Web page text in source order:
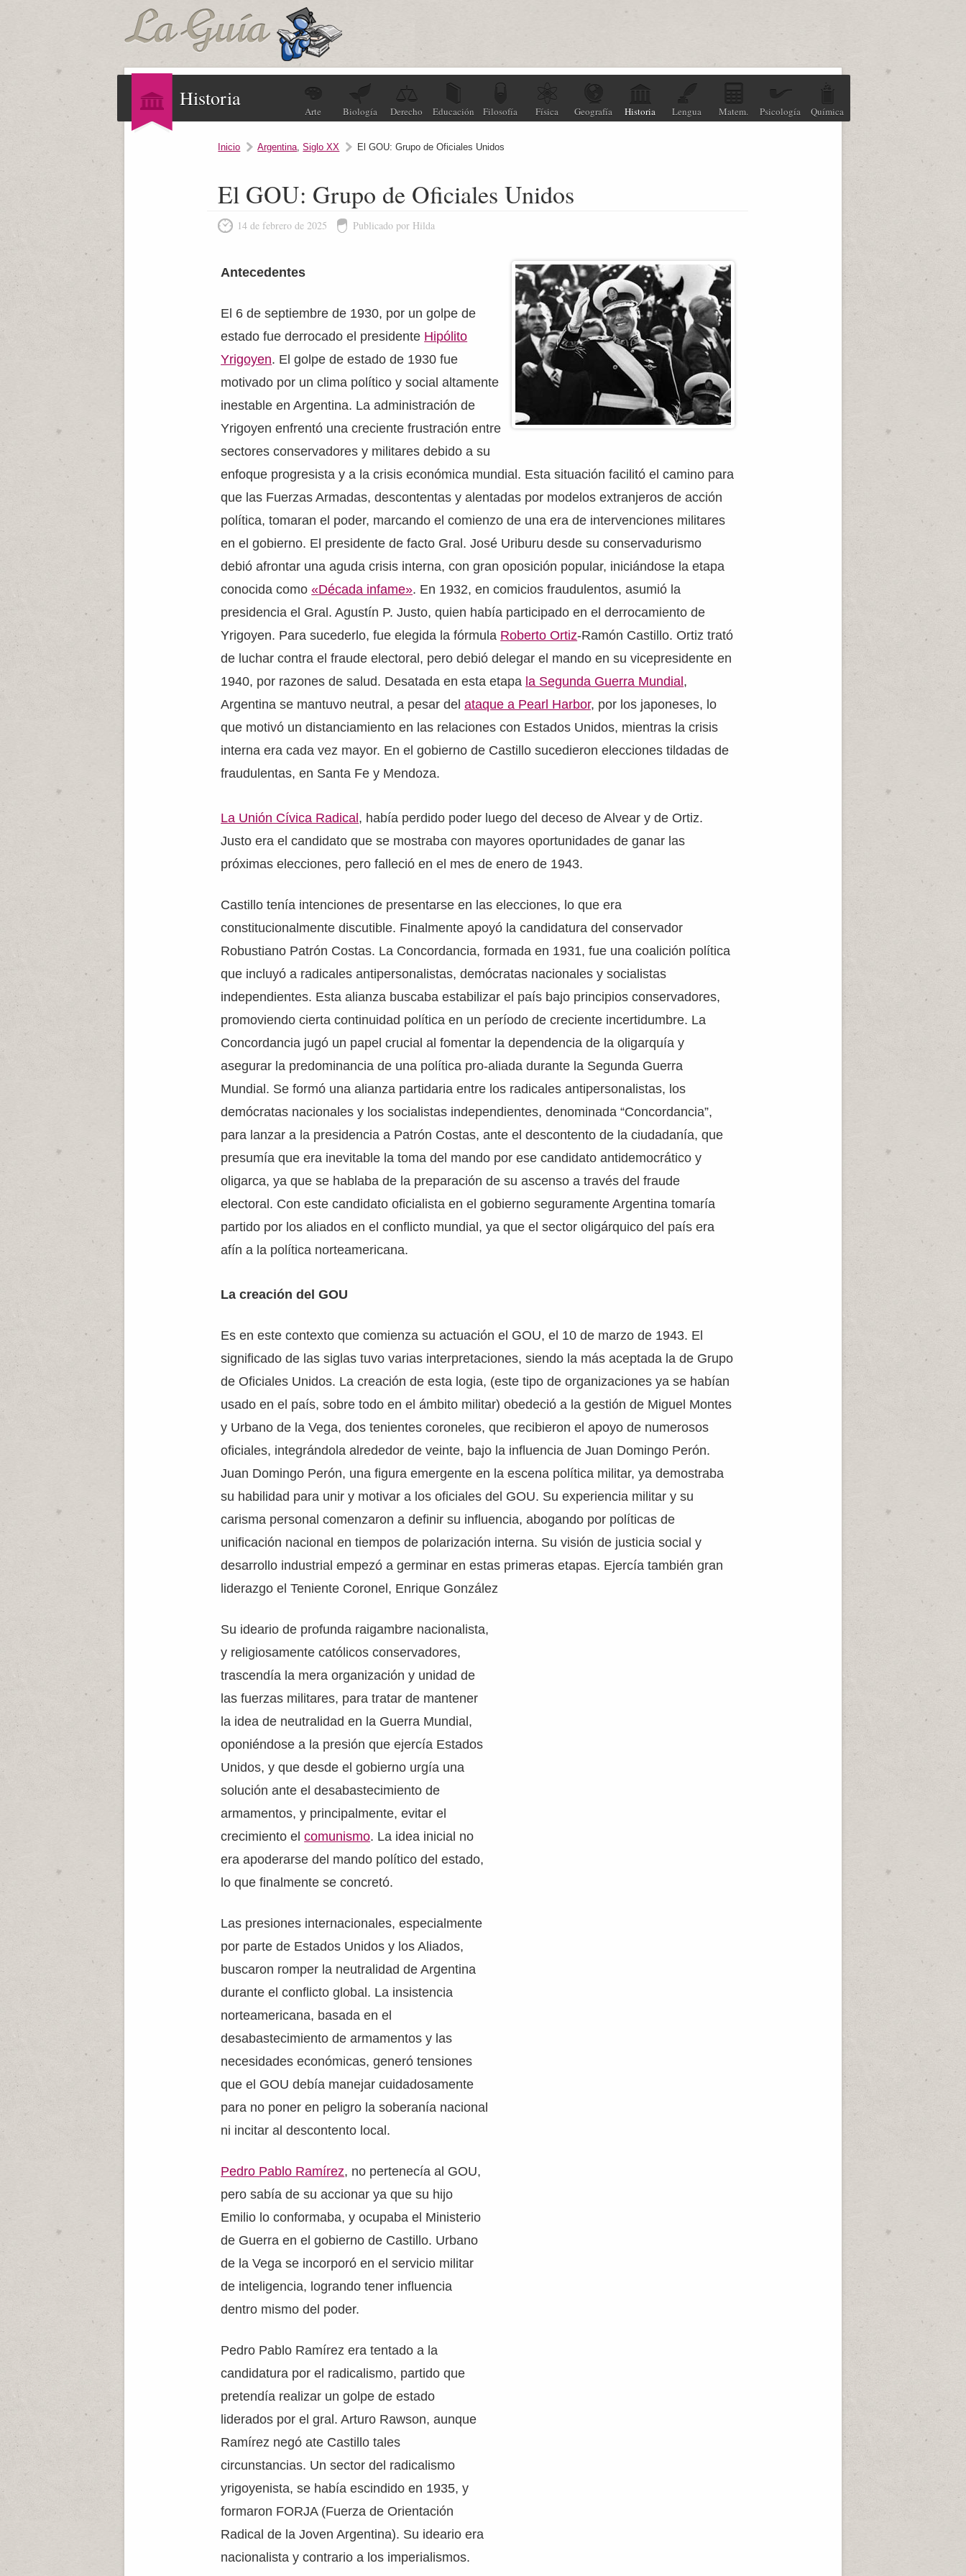
Historia
Arte Biología Derecho Educación Filosofía Física Geografía Historia Lengua Matem. Psicología Química
Inicio Argentina,Siglo XX El GOU: Grupo de Oficiales Unidos
El GOU: Grupo de Oficiales Unidos
14 de febrero de 2025 Publicado por Hilda
Antecedentes
El 6 de septiembre de 1930, por un golpe de
estado fue derrocado el presidente Hipólito
Yrigoyen. El golpe de estado de 1930 fue
motivado por un clima político y social altamente
inestable en Argentina. La administración de
Yrigoyen enfrentó una creciente frustración entre
sectores conservadores y militares debido a su
enfoque progresista y a la crisis económica mundial. Esta situación facilitó el camino para
que las Fuerzas Armadas, descontentas y alentadas por modelos extranjeros de acción
política, tomaran el poder, marcando el comienzo de una era de intervenciones militares
en el gobierno. El presidente de facto Gral. José Uriburu desde su conservadurismo
debió afrontar una aguda crisis interna, con gran oposición popular, iniciándose la etapa
conocida como«Década infame». En 1932, en comicios fraudulentos, asumió la
presidencia el Gral. Agustín P. Justo, quien había participado en el derrocamiento de
Yrigoyen. Para sucederlo, fue elegida la fórmula Roberto Ortiz-Ramón Castillo. Ortiz trató
de luchar contra el fraude electoral, pero debió delegar el mando en su vicepresidente en
1940, por razones de salud. Desatada en esta etapa la Segunda Guerra Mundial ,
Argentina se mantuvo neutral, a pesar delataque a Pearl Harbor, por los japoneses, lo
que motivó un distanciamiento en las relaciones con Estados Unidos, mientras la crisis
interna era cada vez mayor. En el gobierno de Castillo sucedieron elecciones tildadas de
fraudulentas, en Santa Fe y Mendoza.
La Unión Cívica Radical , había perdido poder luego del deceso de Alvear y de Ortiz.
Justo era el candidato que se mostraba con mayores oportunidades de ganar las
próximas elecciones, pero falleció en el mes de enero de 1943.
Castillo tenía intenciones de presentarse en las elecciones, lo que era
constitucionalmente discutible. Finalmente apoyó la candidatura del conservador
Robustiano Patrón Costas. La Concordancia, formada en 1931, fue una coalición política
que incluyó a radicales antipersonalistas, demócratas nacionales y socialistas
independientes. Esta alianza buscaba estabilizar el país bajo principios conservadores,
promoviendo cierta continuidad política en un período de creciente incertidumbre. La
Concordancia jugó un papel crucial al fomentar la dependencia de la oligarquía y
asegurar la predominancia de una política pro-aliada durante la Segunda Guerra
Mundial. Se formó una alianza partidaria entre los radicales antipersonalistas, los
demócratas nacionales y los socialistas independientes, denominada “Concordancia”,
para lanzar a la presidencia a Patrón Costas, ante el descontento de la ciudadanía, que
presumía que era inevitable la toma del mando por ese candidato antidemocrático y
oligarca, ya que se hablaba de la preparación de su ascenso a través del fraude
electoral. Con este candidato oficialista en el gobierno seguramente Argentina tomaría
partido por los aliados en el conflicto mundial, ya que el sector oligárquico del país era
afín a la política norteamericana.
La creación del GOU
Es en este contexto que comienza su actuación el GOU, el 10 de marzo de 1943. El
significado de las siglas tuvo varias interpretaciones, siendo la más aceptada la de Grupo
de Oficiales Unidos. La creación de esta logia, (este tipo de organizaciones ya se habían
usado en el país, sobre todo en el ámbito militar) obedeció a la gestión de Miguel Montes
y Urbano de la Vega, dos tenientes coroneles, que recibieron el apoyo de numerosos
oficiales, integrándola alrededor de veinte, bajo la influencia de Juan Domingo Perón.
Juan Domingo Perón, una figura emergente en la escena política militar, ya demostraba
su habilidad para unir y motivar a los oficiales del GOU. Su experiencia militar y su
carisma personal comenzaron a definir su influencia, abogando por políticas de
unificación nacional en tiempos de polarización interna. Su visión de justicia social y
desarrollo industrial empezó a germinar en estas primeras etapas. Ejercía también gran
liderazgo el Teniente Coronel, Enrique González
Su ideario de profunda raigambre nacionalista,
y religiosamente católicos conservadores,
trascendía la mera organización y unidad de
las fuerzas militares, para tratar de mantener
la idea de neutralidad en la Guerra Mundial,
oponiéndose a la presión que ejercía Estados
Unidos, y que desde el gobierno urgía una
solución ante el desabastecimiento de
armamentos, y principalmente, evitar el
crecimiento elcomunismo. La idea inicial no
era apoderarse del mando político del estado,
lo que finalmente se concretó.
Las presiones internacionales, especialmente
por parte de Estados Unidos y los Aliados,
buscaron romper la neutralidad de Argentina
durante el conflicto global. La insistencia
norteamericana, basada en el
desabastecimiento de armamentos y las
necesidades económicas, generó tensiones
que el GOU debía manejar cuidadosamente
para no poner en peligro la soberanía nacional
ni incitar al descontento local.
Pedro Pablo Ramírez, no pertenecía al GOU,
pero sabía de su accionar ya que su hijo
Emilio lo conformaba, y ocupaba el Ministerio
de Guerra en el gobierno de Castillo. Urbano
de la Vega se incorporó en el servicio militar
de inteligencia, logrando tener influencia
dentro mismo del poder.
Pedro Pablo Ramírez era tentado a la
candidatura por el radicalismo, partido que
pretendía realizar un golpe de estado
liderados por el gral. Arturo Rawson, aunque
Ramírez negó ate Castillo tales
circunstancias. Un sector del radicalismo
yrigoyenista, se había escindido en 1935, y
formaron FORJA (Fuerza de Orientación
Radical de la Joven Argentina). Su ideario era
nacionalista y contrario a los imperialismos.